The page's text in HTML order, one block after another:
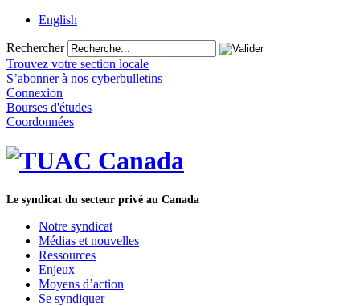
English
Rechercher
Trouvez votre section locale
S’abonner à nos cyberbulletins
Connexion
Bourses d'études
Coordonnées
Le syndicat du secteur privé au Canada
Notre syndicat
Médias et nouvelles
Ressources
Enjeux
Moyens d’action
Se syndiquer